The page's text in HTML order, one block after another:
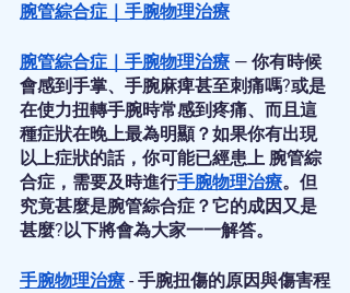
腕管綜合症 ｜ 手腕物理治療
腕管綜合症 ｜ 手腕物理治療 — 你有時候
會感到手掌、手腕麻痺甚至刺痛嗎?或是
在使力扭轉手腕時常感到疼痛、而且這
種症狀在晚上最為明顯？如果你有出現
以上症狀的話，你可能已經患上 腕管綜
合症，需要及時進行手腕物理治療。但
究竟甚麼是腕管綜合症？它的成因又是
甚麼?以下將會為大家一一解答。
手腕物理治療 - 手腕扭傷的原因與傷害程